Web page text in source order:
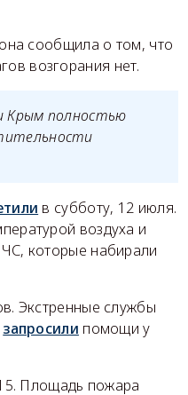
сообщила о том, что
возгорания нет.
Крым полностью
в субботу, 12 июля.
воздуха и
которые набирали
Экстренные службы
запросили помощи у
Площадь пожара